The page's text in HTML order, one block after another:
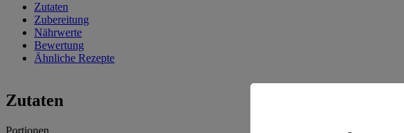
Zutaten
Zubereitung
Nährwerte
Bewertung
Ähnliche Rezepte
Zutaten